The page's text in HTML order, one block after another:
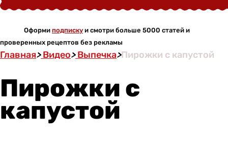
Оформи подписку и смотри больше 5000 статей и
проверенных рецептов без рекламы
Главная>Видео>Выпечка>Пирожки с капустой
Пирожки с
капустой